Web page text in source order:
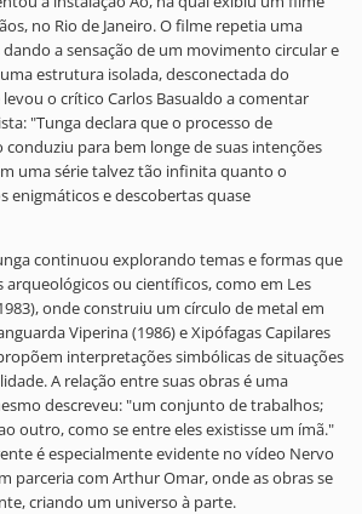
no Rio de Janeiro. O filme repetia uma
a sensação de um movimento circular e
estrutura isolada, desconectada do
o crítico Carlos Basualdo a comentar
"Tunga declara que o processo de
conduziu para bem longe de suas intenções
uma série talvez tão infinita quanto o
enigmáticos e descobertas quase
continuou explorando temas e formas que
arqueológicos ou científicos, como em Les
onde construiu um círculo de metal em
Viperina (1986) e Xipófagas Capilares
interpretações simbólicas de situações
A relação entre suas obras é uma
descreveu: "um conjunto de trabalhos;
outro, como se entre eles existisse um ímã."
é especialmente evidente no vídeo Nervo
parceria com Arthur Omar, onde as obras se
criando um universo à parte.